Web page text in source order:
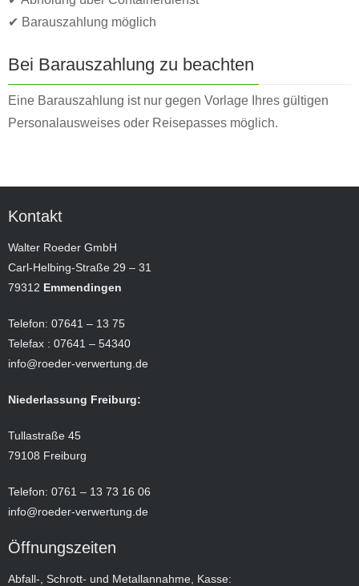
✔ Barauszahlung möglich
Bei Barauszahlung zu beachten
Eine Barauszahlung ist nur gegen Vorlage Ihres gültigen
Personalausweises oder Reisepasses möglich.
Kontakt
Walter Roeder GmbH
Carl-Helbing-Straße 29 – 31
79312 Emmendingen
Telefon: 07641 – 13 75
Telefax : 07641 – 54340
info@roeder-verwertung.de
Niederlassung Freiburg:
Tullastraße 45
79108 Freiburg
Telefon: 0761 – 13 73 16 06
info@roeder-verwertung.de
Öffnungszeiten
Abfall-, Schrott- und Metallannahme, Kasse: